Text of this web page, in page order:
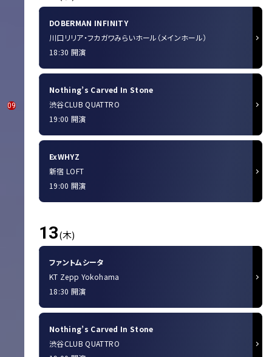
09
DOBERMAN INFINITY
川口リリア・フカガワみらいホール（メインホール）
18:30 開演
Nothing’s Carved In Stone
渋谷CLUB QUATTRO
19:00 開演
ExWHYZ
新宿 LOFT
19:00 開演
13(木)
ファントムシータ
KT Zepp Yokohama
18:30 開演
Nothing’s Carved In Stone
渋谷CLUB QUATTRO